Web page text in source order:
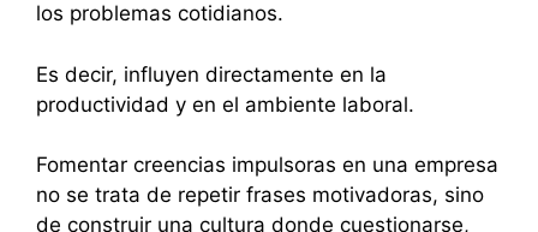
los problemas cotidianos.
Es decir, influyen directamente en la
productividad y en el ambiente laboral.
Fomentar creencias impulsoras en una empresa
no se trata de repetir frases motivadoras, sino
de construir una cultura donde cuestionarse,